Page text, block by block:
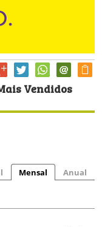
Vendidos
Mensal Anual